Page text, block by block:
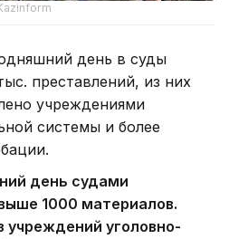
день в суды
преставлений, из них
учреждениями
системы и более
день судами
1000 материалов.
учреждений уголовно-